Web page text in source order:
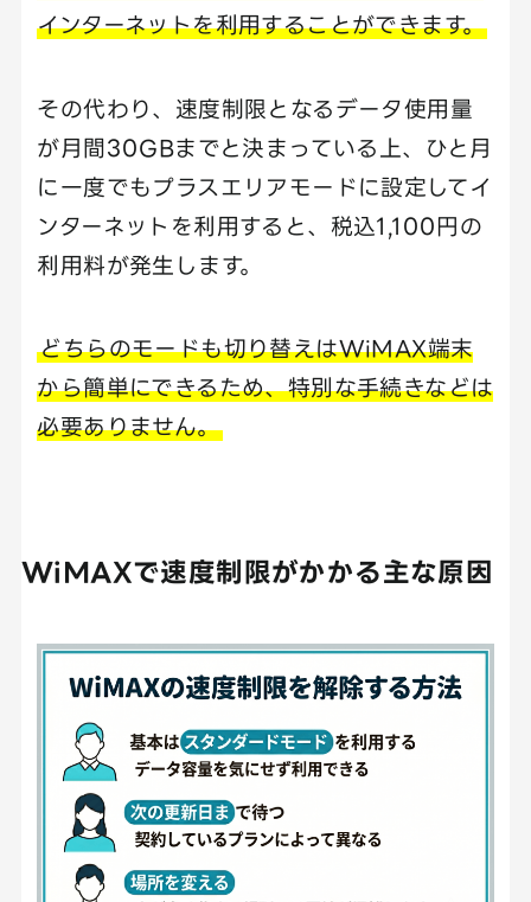
インターネットを利用することができます。
その代わり、速度制限となるデータ使用量
が月間30GBまでと決まっている上、ひと月
に一度でもプラスエリアモードに設定してイ
ンターネットを利用すると、税込1,100円の
利用料が発生します。
どちらのモードも切り替えはWiMAX端末
から簡単にできるため、特別な手続きなどは
必要ありません。
WiMAXで速度制限がかかる主な原因